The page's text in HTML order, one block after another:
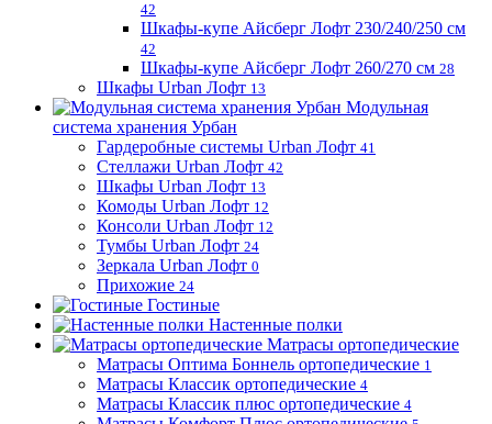
42
Шкафы-купе Айсберг Лофт 230/240/250 см
42
Шкафы-купе Айсберг Лофт 260/270 см 28
Шкафы Urban Лофт 13
Модульная
система хранения Урбан
Гардеробные системы Urban Лофт 41
Стеллажи Urban Лофт 42
Шкафы Urban Лофт 13
Комоды Urban Лофт 12
Консоли Urban Лофт 12
Тумбы Urban Лофт 24
Зеркала Urban Лофт 0
Прихожие 24
Гостиные
Настенные полки
Матрасы ортопедические
Матрасы Оптима Боннель ортопедические 1
Матрасы Классик ортопедические 4
Матрасы Классик плюс ортопедические 4